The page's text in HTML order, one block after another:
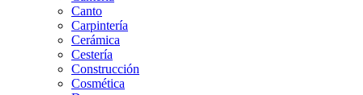
Canto
Carpintería
Cerámica
Cestería
Construcción
Cosmética